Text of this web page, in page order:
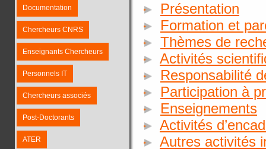
Documentation
Chercheurs CNRS
Enseignants Chercheurs
Personnels IT
Chercheurs associés
Post-Doctorants
ATER
Présentation
Formation et
Thèmes de
Activités
Responsabilité
Participation à
Enseignements
Activités
Autres activités